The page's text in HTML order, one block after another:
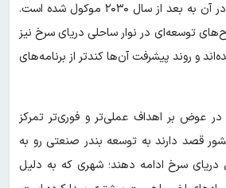
سرمایه‌گذاری‌های جدید در آن به بعد از سال ۲۰۳۰ موکول شده است.
توسعه‌ای در نوار ساحلی دریای سرخ نیز
و روند پیشرفت آن‌ها کندتر از برنامه‌های
عوض بر اهداف عملی‌تر و فوری‌تر تمرکز
قصد دارند به توسعه بندر صنعتی رو به
سرخ ادامه دهند؛ شهری که به دلیل